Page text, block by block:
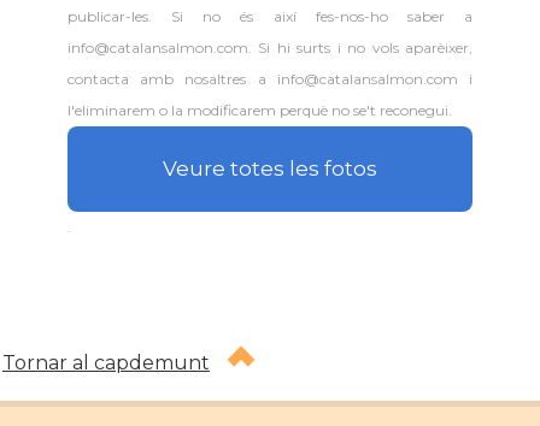
publicar-les. Si no és així fes-nos-ho saber a
info@catalansalmon.com. Si hi surts i no vols aparèixer,
contacta amb nosaltres a info@catalansalmon.com i
l'eliminarem o la modificarem perquè no se't reconegui.
Veure totes les fotos
Tornar al capdemunt